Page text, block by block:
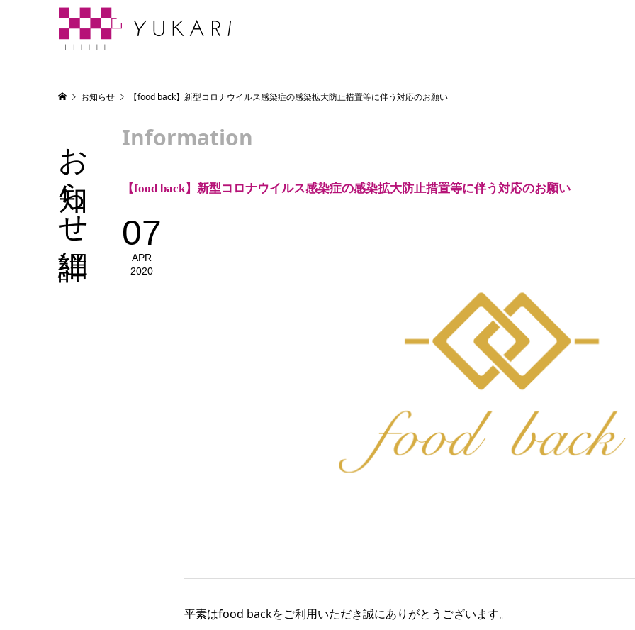
お知らせ 【food back】新型コロナウイルス感染症の感染拡大防止措置等に伴う対応のお願い
お知らせ詳細 Information
【food back】新型コロナウイルス感染症の感染拡大防止措置等に伴う対応のお願い
07
APR
2020
平素はfood backをご利用いただき誠にありがとうございます。